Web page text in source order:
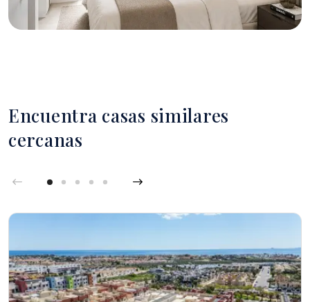
Encuentra casas similares
cercanas